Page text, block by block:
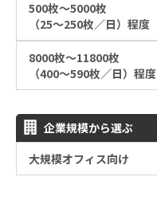
500枚～5000枚
（25～250枚／日）程度
8000枚～11800枚
（400～590枚／日）程度
企業規模から選ぶ
大規模オフィス向け